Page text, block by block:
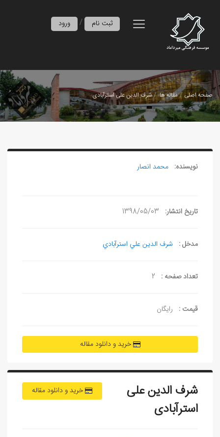
ورود / ثبت نام
صفحه اصلی مقاله ها شرف الدين علی استرآبادی
نویسنده: محمد انصار
تاریخ انتشار: 1398/05/03
مدخل : شرف الدين علي استرآبادي
تعداد صفحه : 2
قیمت : رایگان
خرید و دانلود مقاله
خرید و دانلود مقاله
شرف الدين علی
استرآبادی